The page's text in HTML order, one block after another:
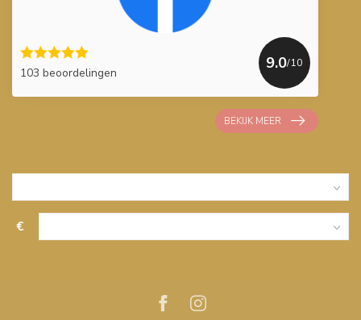
103 beoordelingen
9.0/10
BEKIJK MEER
€